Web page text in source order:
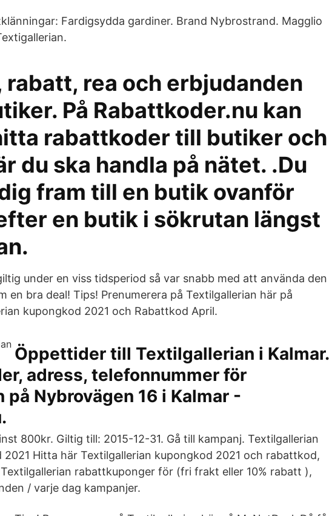
Fardigsydda gardiner. Brand Nybrostrand. Magglio
rabatt, rea och erbjudanden
På Rabattkoder.nu kan
rabattkoder till butiker och
du ska handla på nätet. .Du
fram till en butik ovanför
en butik i sökrutan längst
under en viss tidsperiod så var snabb med att använda den
en bra deal! Tips! Prenumerera på Textilgallerian här på
kupongkod 2021 och Rabattkod April.
Öppettider till Textilgallerian i Kalmar.
adress, telefonnummer för
Nybrovägen 16 i Kalmar -
800kr. Giltig till: 2015-12-31. Gå till kampanj. Textilgallerian
Hitta här Textilgallerian kupongkod 2021 och rabattkod,
rabattkuponger för (fri frakt eller 10% rabatt ),
/ varje dag kampanjer.